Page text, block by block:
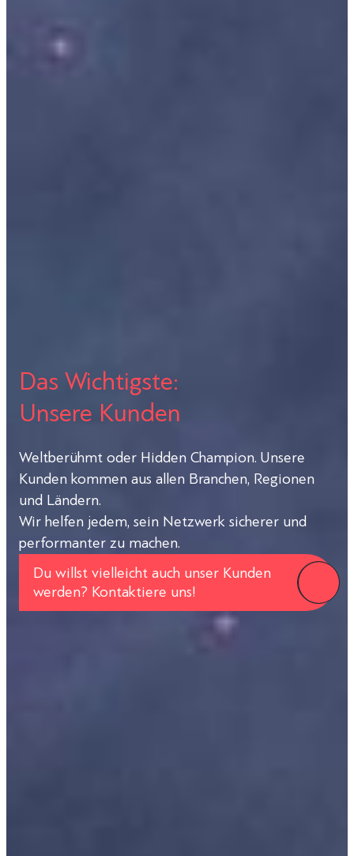
Das Wichtigste:
Unsere Kunden
Weltberühmt oder Hidden Champion. Unsere
Kunden kommen aus allen Branchen, Regionen
und Ländern.
Wir helfen jedem, sein Netzwerk sicherer und
performanter zu machen.
Du willst vielleicht auch unser Kunden
werden? Kontaktiere uns!